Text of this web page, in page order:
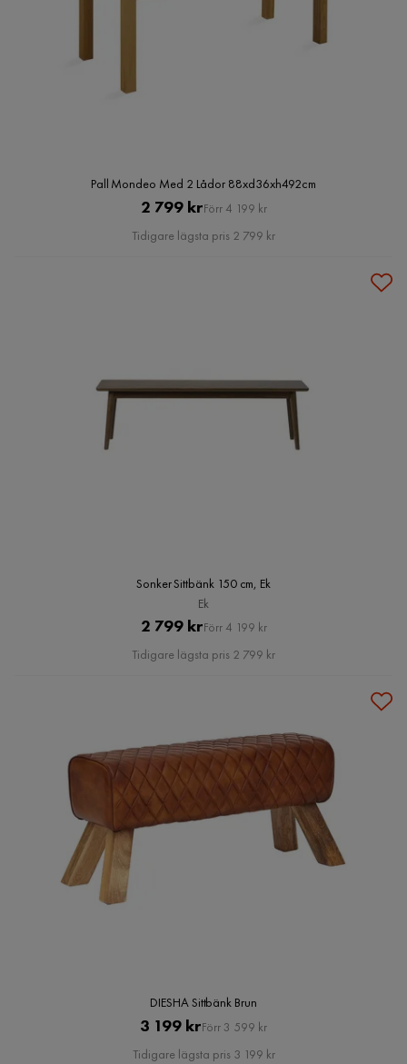
Pall Mondeo Med 2 Lådor 88xd36xh492cm
Pris
2 799 krOriginal
Pris
Förr 4 199 kr
Tidigare lägsta pris 2 799 kr
Sonker Sittbänk 150 cm, Ek
Ek
Pris
2 799 krOriginal
Pris
Förr 4 199 kr
Tidigare lägsta pris 2 799 kr
DIESHA Sittbänk Brun
Pris
3 199 krOriginal
Pris
Förr 3 599 kr
Tidigare lägsta pris 3 199 kr